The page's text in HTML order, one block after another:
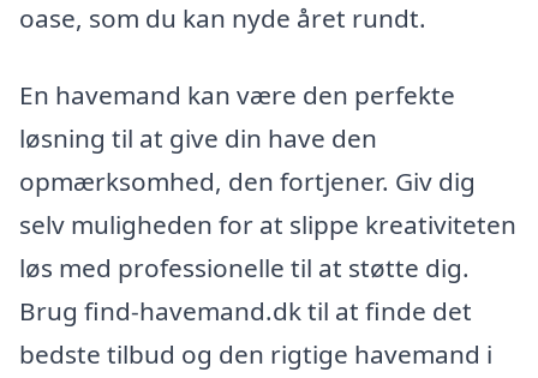
oase, som du kan nyde året rundt.
En havemand kan være den perfekte
løsning til at give din have den
opmærksomhed, den fortjener. Giv dig
selv muligheden for at slippe kreativiteten
løs med professionelle til at støtte dig.
Brug find-havemand.dk til at finde det
bedste tilbud og den rigtige havemand i